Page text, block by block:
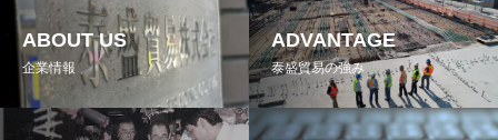
ABOUT US
企業情報
ADVANTAGE
泰盛貿易の強み